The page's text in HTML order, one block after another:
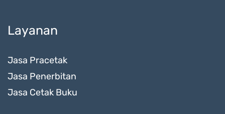
Layanan
Jasa Pracetak
Jasa Penerbitan
Jasa Cetak Buku